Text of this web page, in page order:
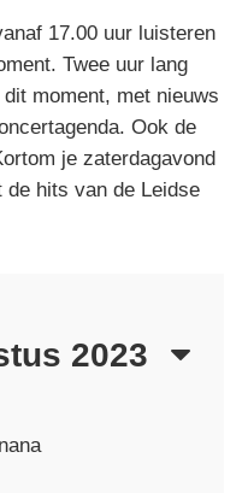
17.00 uur luisteren
Twee uur lang
moment, met nieuws
Ook de
je zaterdagavond
de hits van de Leidse
2023